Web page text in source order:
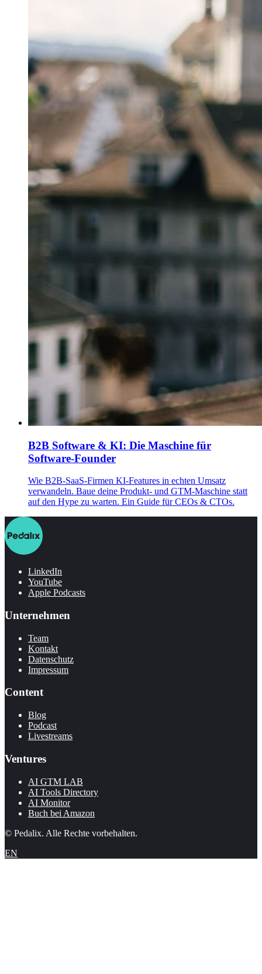
B2B Software & KI: Die Maschine für
Software-Founder
Wie B2B-SaaS-Firmen KI-Features in echten Umsatz
verwandeln. Baue deine Produkt- und GTM-Maschine statt
auf den Hype zu warten. Ein Guide für CEOs & CTOs.
LinkedIn
YouTube
Apple Podcasts
Unternehmen
Team
Kontakt
Datenschutz
Impressum
Content
Blog
Podcast
Livestreams
Ventures
AI GTM LAB
AI Tools Directory
AI Monitor
Buch bei Amazon
© Pedalix. Alle Rechte vorbehalten.
EN